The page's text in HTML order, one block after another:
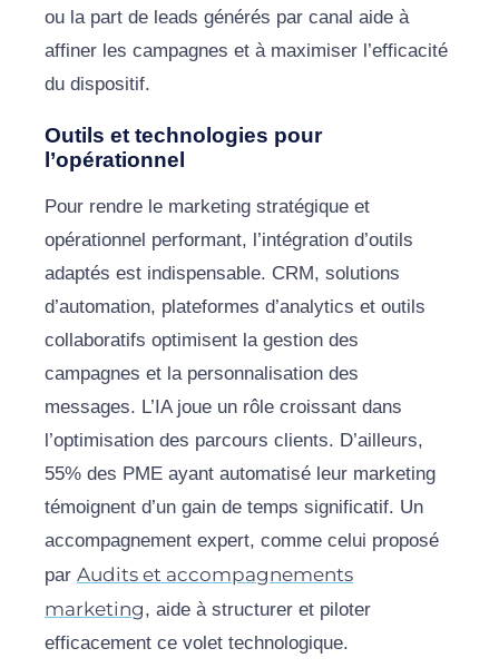
ou la part de leads générés par canal aide à
affiner les campagnes et à maximiser l’efficacité
du dispositif.
Outils et technologies pour
l’opérationnel
Pour rendre le marketing stratégique et
opérationnel performant, l’intégration d’outils
adaptés est indispensable. CRM, solutions
d’automation, plateformes d’analytics et outils
collaboratifs optimisent la gestion des
campagnes et la personnalisation des
messages. L’IA joue un rôle croissant dans
l’optimisation des parcours clients. D’ailleurs,
55% des PME ayant automatisé leur marketing
témoignent d’un gain de temps significatif. Un
accompagnement expert, comme celui proposé
par Audits et accompagnements
marketing, aide à structurer et piloter
efficacement ce volet technologique.